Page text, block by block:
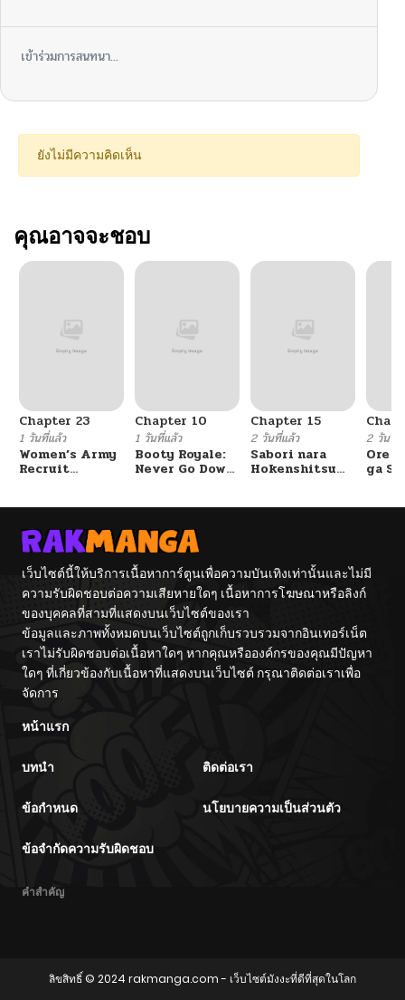
เข้าร่วมการสนทนา...
ยังไม่มีความคิดเห็น
คุณอาจจะชอบ
Chapter 23
1 วันที่แล้ว
Women’s Army
Recruit
Chapter 10
1 วันที่แล้ว
Booty Royale:
Never Go Down
Chapter 15
2 วันที่แล้ว
Sabori nara
Hokenshitsu
2 วันที่แ
Ore
ga
Tag
เว็บไซต์นี้ให้บริการเนื้อหาการ์ตูนเพื่อความบันเทิงเท่านั้นและไม่มี
ความรับผิดชอบต่อความเสียหายใดๆ เนื้อหาการโฆษณาหรือลิงก์
ของบุคคลที่สามที่แสดงบนเว็บไซต์ของเรา
ข้อมูลและภาพทั้งหมดบนเว็บไซต์ถูกเก็บรวบรวมจากอินเทอร์เน็ต
เราไม่รับผิดชอบต่อเนื้อหาใดๆ หากคุณหรือองค์กรของคุณมีปัญหา
ใดๆ ที่เกี่ยวข้องกับเนื้อหาที่แสดงบนเว็บไซต์ กรุณาติดต่อเราเพื่อ
จัดการ
หน้าแรก
บทนำ ติดต่อเรา
ข้อกำหนด นโยบายความเป็นส่วนตัว
ข้อจำกัดความรับผิดชอบ
คำสำคัญ
ลิขสิทธิ์ © 2024 rakmanga.com- เว็บไซต์มังงะที่ดีที่สุดในโลก